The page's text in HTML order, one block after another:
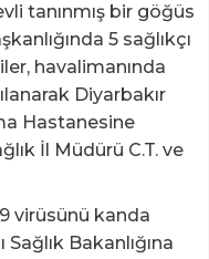
tanınmış bir göğüs
5 sağlıkçı
havalimanında
Diyarbakır
Hastanesine
İl Müdürü C.T. ve
virüsünü kanda
Bakanlığına